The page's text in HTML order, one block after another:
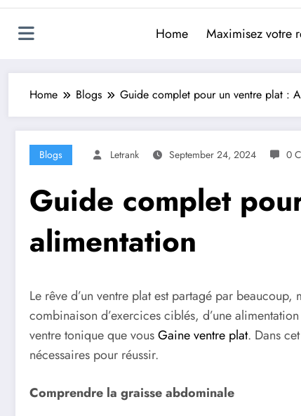
Home Maximisez votre
Home Blogs Guide complet pour un ventre plat :
Blogs Letrank September 24, 2024 0
Guide complet
alimentation
Le rêve d’un ventre plat est partagé par
combinaison d’exercices ciblés, d’une
ventre tonique que vousGaine ventre plat. Dans
nécessaires pour réussir.
Comprendre la graisse abdominale